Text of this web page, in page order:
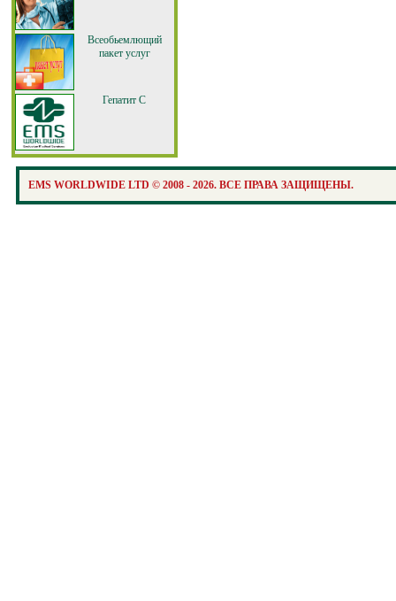
Всеобьемлющий
пакет услуг
Гепатит С
EMS WORLDWIDE LTD © 2008 - 2026. ВСЕ ПРАВА ЗАЩИЩЕНЫ.